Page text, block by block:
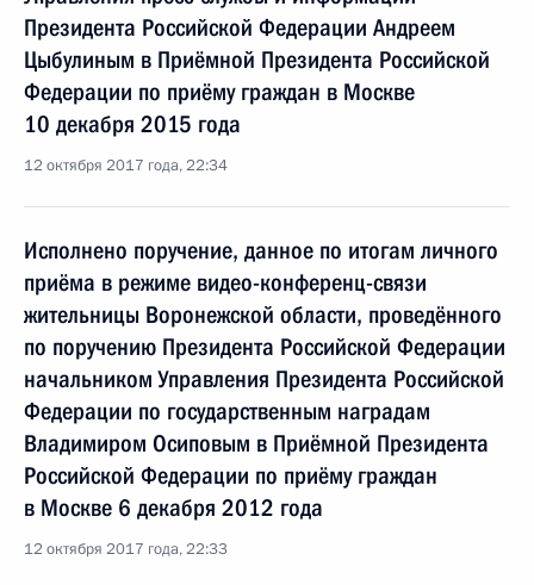
Президента Российской Федерации Андреем
Цыбулиным в Приёмной Президента Российской
Федерации по приёму граждан в Москве
10 декабря 2015 года
12 октября 2017 года, 22:34
Исполнено поручение, данное по итогам личного
приёма в режиме видео-конференц-связи
жительницы Воронежской области, проведённого
по поручению Президента Российской Федерации
начальником Управления Президента Российской
Федерации по государственным наградам
Владимиром Осиповым в Приёмной Президента
Российской Федерации по приёму граждан
в Москве 6 декабря 2012 года
12 октября 2017 года, 22:33